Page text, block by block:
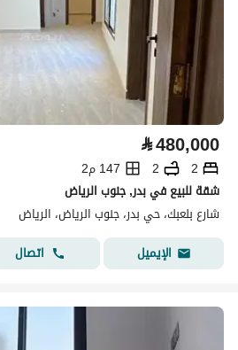
⃁480,000
2
2
147 م2
شقة للبيع في بدر, جنوب الرياض
شارع بلعبك، حي بدر، جنوب الرياض، الرياض
الإيميل
اتصال